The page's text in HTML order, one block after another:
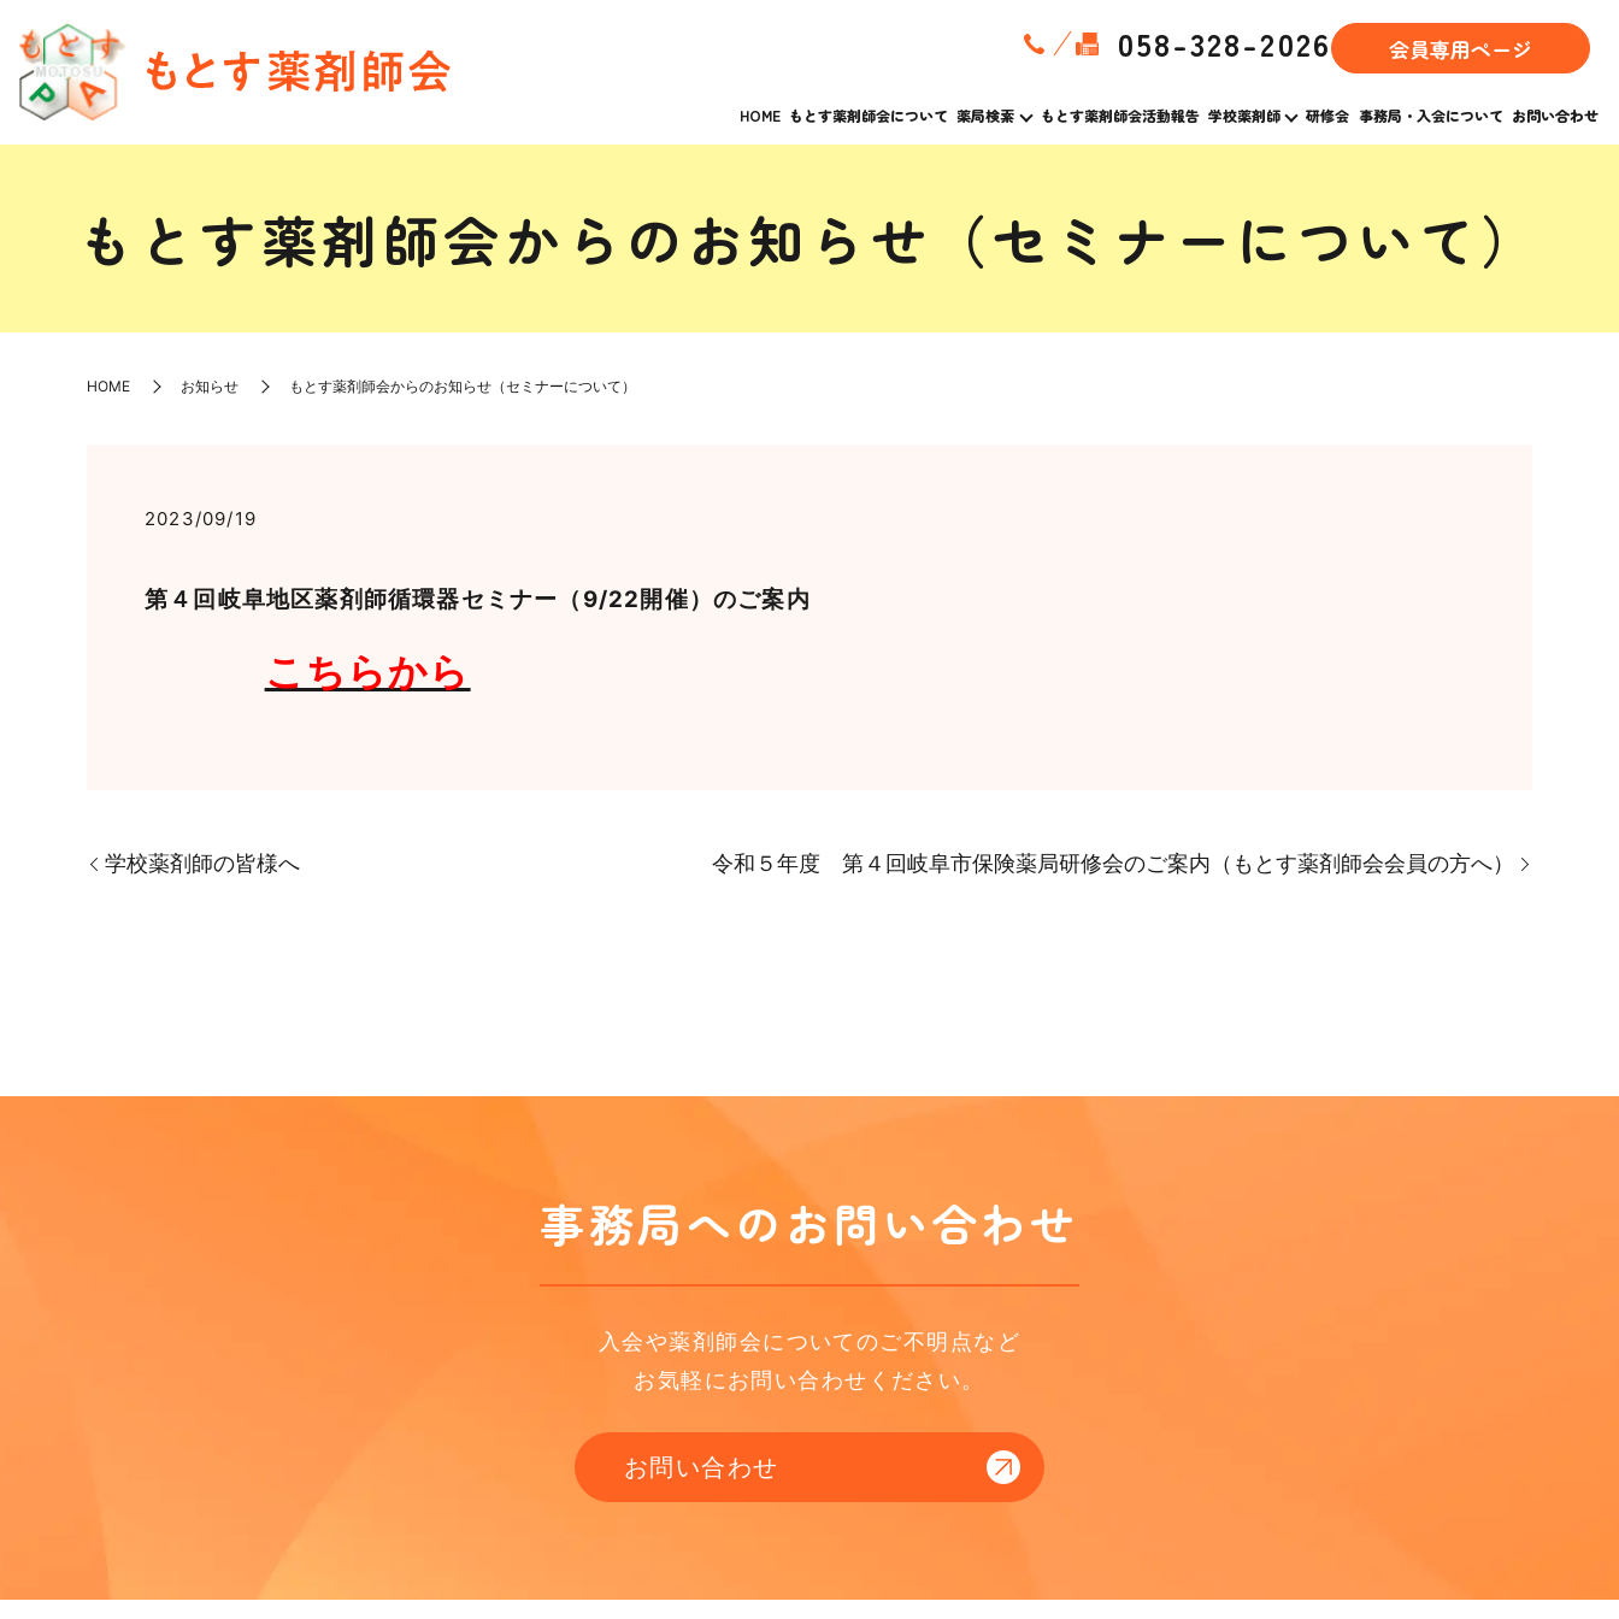
HOME もとす薬剤師会について 薬局検索 もとす薬剤師会活動報告 学校薬剤師 研修会 事務局・入会について お問い合わせ
058-328-2026 会員専用ページ
もとす薬剤師会からのお知らせ（セミナーについて）
HOME お知らせ もとす薬剤師会からのお知らせ（セミナーについて）
2023/09/19
第４回岐阜地区薬剤師循環器セミナー（9/22開催）のご案内
こちらから
学校薬剤師の皆様へ 令和５年度 第４回岐阜市保険薬局研修会のご案内（もとす薬剤師会会員の方へ）
事務局へのお問い合わせ
入会や薬剤師会についてのご不明点など
お気軽にお問い合わせください。
お問い合わせ